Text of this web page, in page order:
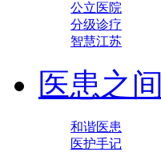
公立医院
分级诊疗
智慧江苏
医患之间
和谐医患
医护手记